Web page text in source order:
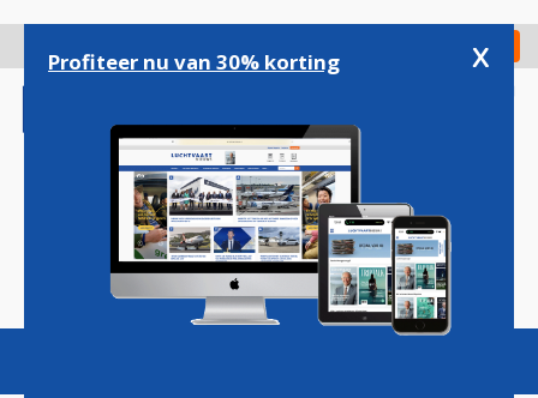
gaan
Check in
Magazine Podcasts Vacatures
Profiteer nu van 30% korting x